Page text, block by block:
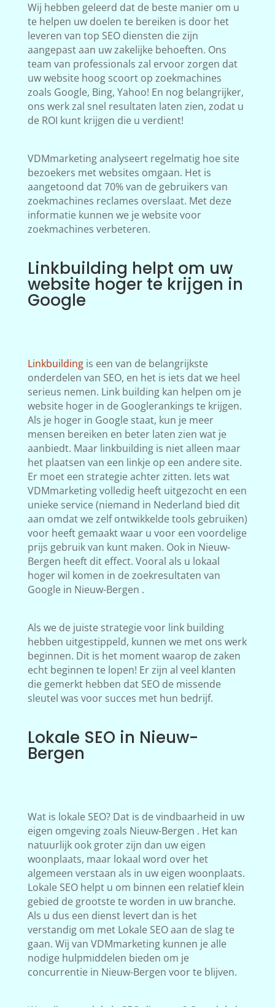
Wij hebben geleerd dat de beste manier om u
te helpen uw doelen te bereiken is door het
leveren van top SEO diensten die zijn
aangepast aan uw zakelijke behoeften. Ons
team van professionals zal ervoor zorgen dat
uw website hoog scoort op zoekmachines
zoals Google, Bing, Yahoo! En nog belangrijker,
ons werk zal snel resultaten laten zien, zodat u
de ROI kunt krijgen die u verdient!
VDMmarketing analyseert regelmatig hoe site
bezoekers met websites omgaan. Het is
aangetoond dat 70% van de gebruikers van
zoekmachines reclames overslaat. Met deze
informatie kunnen we je website voor
zoekmachines verbeteren.
Linkbuilding helpt om uw
website hoger te krijgen in
Google
Linkbuildingis een van de belangrijkste
onderdelen van SEO, en het is iets dat we heel
serieus nemen. Link building kan helpen om je
website hoger in de Googlerankings te krijgen.
Als je hoger in Google staat, kun je meer
mensen bereiken en beter laten zien wat je
aanbiedt. Maar linkbuilding is niet alleen maar
het plaatsen van een linkje op een andere site.
Er moet een strategie achter zitten. Iets wat
VDMmarketing volledig heeft uitgezocht en een
unieke service (niemand in Nederland bied dit
aan omdat we zelf ontwikkelde tools gebruiken)
voor heeft gemaakt waar u voor een voordelige
prijs gebruik van kunt maken. Ook in Nieuw-
Bergen heeft dit effect. Vooral als u lokaal
hoger wil komen in de zoekresultaten van
Google in Nieuw-Bergen .
Als we de juiste strategie voor link building
hebben uitgestippeld, kunnen we met ons werk
beginnen. Dit is het moment waarop de zaken
echt beginnen te lopen! Er zijn al veel klanten
die gemerkt hebben dat SEO de missende
sleutel was voor succes met hun bedrijf.
Lokale SEO in Nieuw-
Bergen
Wat is lokale SEO? Dat is de vindbaarheid in uw
eigen omgeving zoals Nieuw-Bergen . Het kan
natuurlijk ook groter zijn dan uw eigen
woonplaats, maar lokaal word over het
algemeen verstaan als in uw eigen woonplaats.
Lokale SEO helpt u om binnen een relatief klein
gebied de grootste te worden in uw branche.
Als u dus een dienst levert dan is het
verstandig om met Lokale SEO aan de slag te
gaan. Wij van VDMmarketing kunnen je alle
nodige hulpmiddelen bieden om je
concurrentie in Nieuw-Bergen voor te blijven.